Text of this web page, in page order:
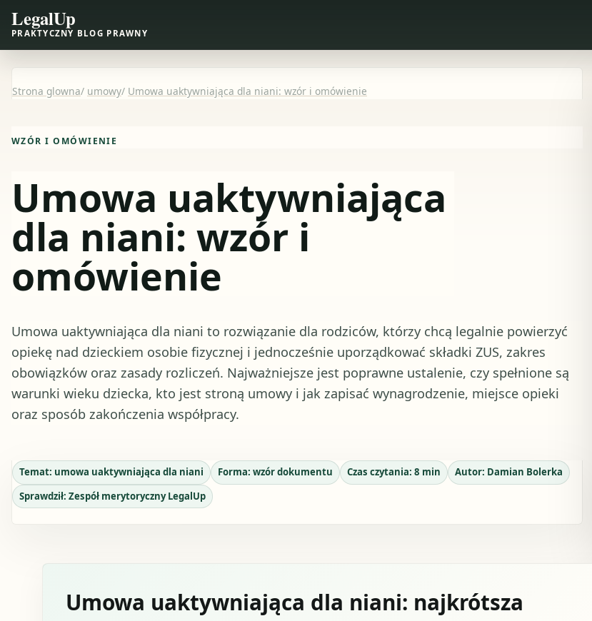
LegalUp
PRAKTYCZNY BLOG PRAWNY
Strona glowna/ umowy/ Umowa uaktywniająca dla niani: wzór i omówienie
WZÓR I OMÓWIENIE
Umowa uaktywniająca
dla niani: wzór i
omówienie
Umowa uaktywniająca dla niani to rozwiązanie dla rodziców, którzy chcą legalnie powierzyć
opiekę nad dzieckiem osobie fizycznej i jednocześnie uporządkować składki ZUS, zakres
obowiązków oraz zasady rozliczeń. Najważniejsze jest poprawne ustalenie, czy spełnione są
warunki wieku dziecka, kto jest stroną umowy i jak zapisać wynagrodzenie, miejsce opieki
oraz sposób zakończenia współpracy.
Temat: umowa uaktywniająca dla niani Forma: wzór dokumentu Czas czytania: 8 min Autor: Damian Bolerka
Sprawdził: Zespół merytoryczny LegalUp
Umowa uaktywniająca dla niani: najkrótsza